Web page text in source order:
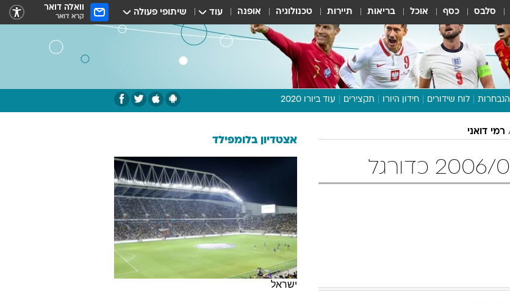
סלבס כסף אוכל בריאות תיירות טכנולוגיה אופנה עוד שיתופי פעולה וואלה דואר
קרא דואר
הנבחרות לוח שידורים חידון היורו תקצירים עוד ביורו 2020
תכנית היורו
וואלה! ספורט
רמי דואני
אצטדיון בלומפילד
ישראל